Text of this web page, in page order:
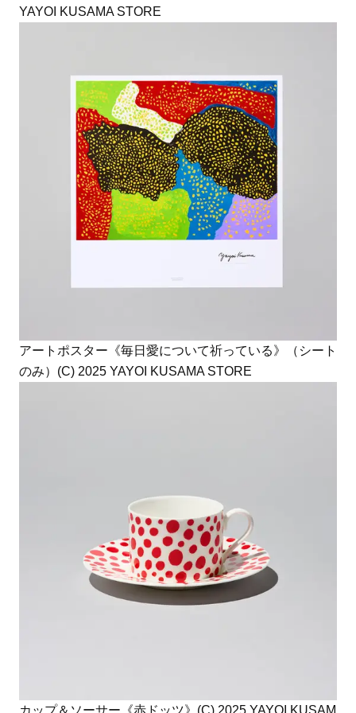
YAYOI KUSAMA STORE
アートポスター《毎日愛について祈っている》（シート
のみ）(C) 2025 YAYOI KUSAMA STORE